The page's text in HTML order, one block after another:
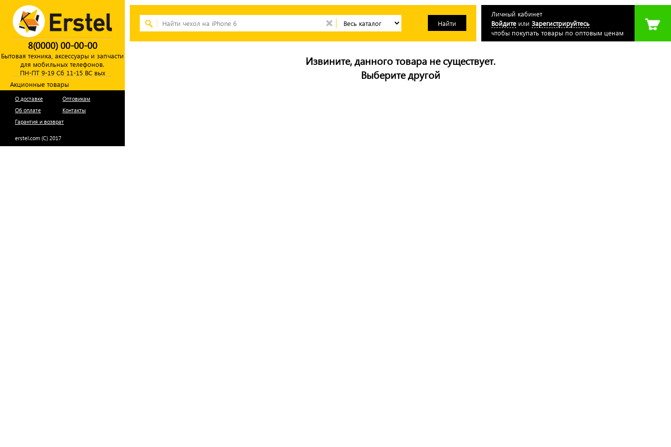
8(0000) 00-00-00
Бытовая техника, аксессуары и запчасти
для мобильных телефонов.
ПН-ПТ 9-19 Сб 11-15 ВС вых
Акционные товары
О доставке
Оптовикам
Об оплате
Контакты
Гарантия и возврат
erstel.com (C) 2017
Личный кабинет
Войдите или Зарегистрируйтесь
чтобы покупать товары по оптовым ценам
Извините, данного товара не существует.
Выберите другой